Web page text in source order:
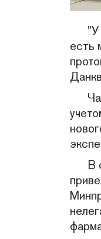
"У
есть
В